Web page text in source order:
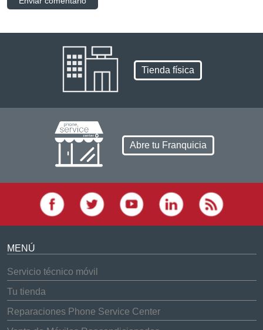
Tienda física
Abre tu Franquicia
MENÚ
Servicio técnico móvil
Tu tienda
Reparaciones Phone Service Center